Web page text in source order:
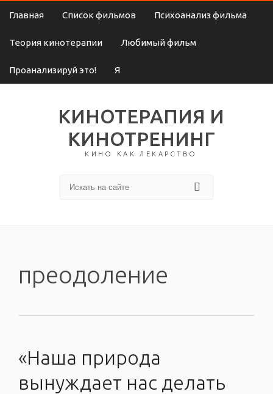
Главная Список фильмов Психоанализ фильма
Теория кинотерапии Любимый фильм
Проанализируй это! Я
КИНОТЕРАПИЯ И
КИНОТРЕНИНГ
КИНО КАК ЛЕКАРСТВО
преодоление
«Наша природа
вынуждает нас делать